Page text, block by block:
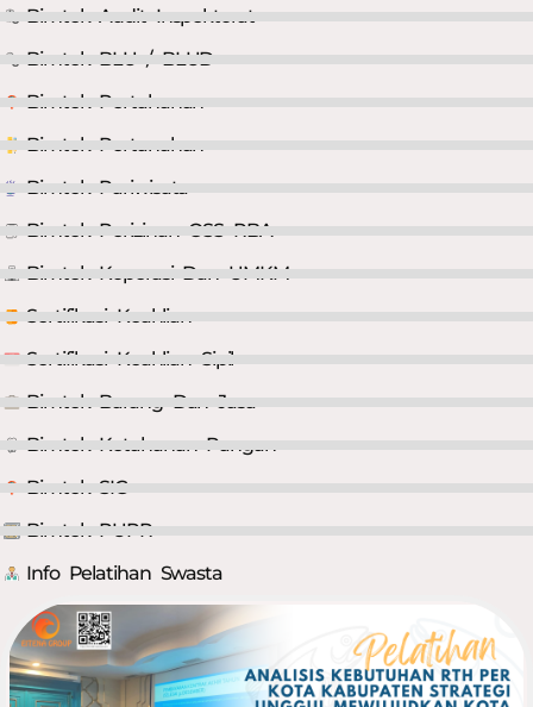
Bimtek Audit Inspektorat
Bimtek BLU / BLUD
Bimtek Pertahanan
Bimtek Pertanahan
Bimtek Pariwisata
Bimtek Perizinan OSS RBA
Bimtek Koperasi Dan UMKM
Sertifikasi Keahlian
Sertifikasi Keahlian Sipil
Bimtek Barang Dan Jasa
Bimtek Ketahanan Pangan
Bimtek SIG
Bimtek PUPR
Info Pelatihan Swasta